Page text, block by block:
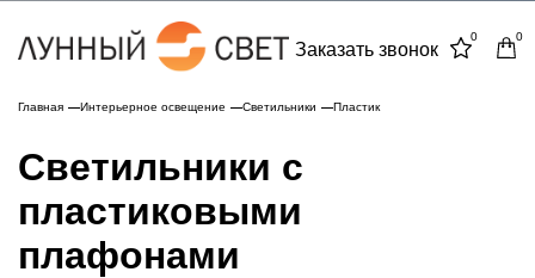
Заказать звонок
0 0
Главная Интерьерное освещение Светильники Пластик
Светильники с
пластиковыми
плафонами